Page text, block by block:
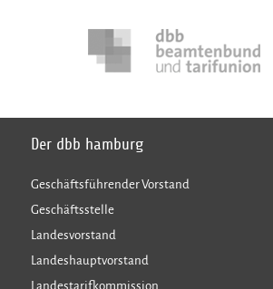
Der dbb hamburg
Geschäftsführender Vorstand
Geschäftsstelle
Landesvorstand
Landeshauptvorstand
Landestarifkommission